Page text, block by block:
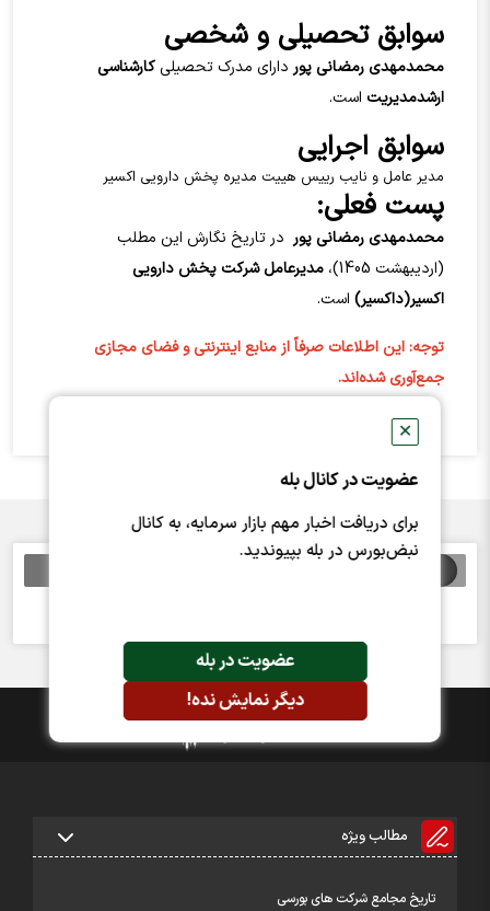
✕
عضویت در کانال بله
برای دریافت اخبار مهم بازار سرمایه، به کانال
نبض‌بورس در بله بپیوندید.
عضویت در بله
دیگر نمایش نده!
سوابق تحصیلی و شخصی
محمدمهدي رمضاني پوردارای مدرک تحصیلی کارشناسی
ارشدمدیریت است.
سوابق اجرایی
مدیر عامل و نایب رییس هییت مدیره پخش دارویی اکسیر
پست فعلی:
محمدمهدي رمضاني پور در تاریخ نگارش این مطلب
(اردیبهشت 1405)،
مدیرعاملشرکت پخش دارويي
اکسير(داکسیر) است.
توجه: این اطلاعات صرفاً از منابع اینترنتی و فضای مجازی
جمع‌آوری شده‌اند.
مطالب ویژه
تاریخ مجامع شرکت های بورسی